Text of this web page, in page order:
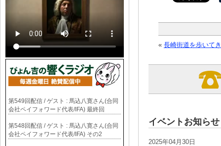
« 長崎街道を歩いて
イベントお知らせ
2025年04月30日
第549回配信 / ゲスト : 馬込八寛さん(合同
会社ペイフォワード代表/IFA) 最終回
第548回配信 / ゲスト : 馬込八寛さん(合同
会社ペイフォワード代表/IFA) その2